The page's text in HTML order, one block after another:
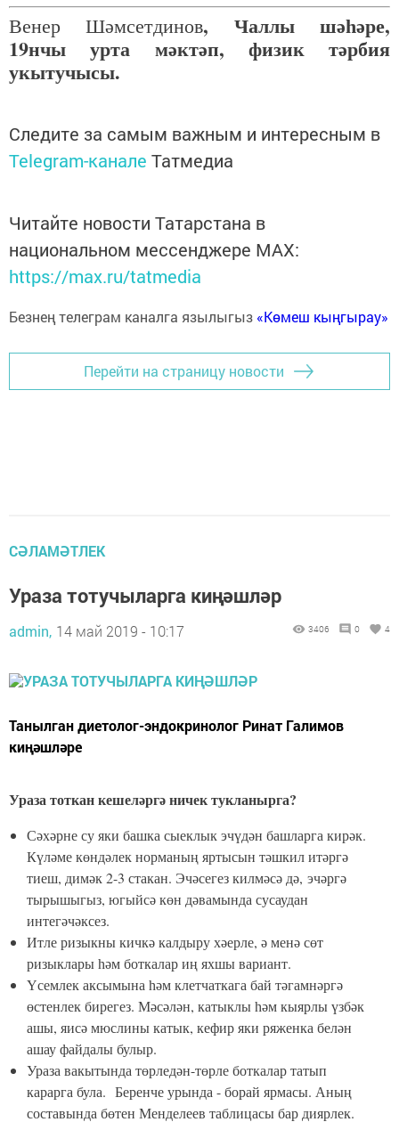
Венер Шәмсетдинов, Чаллы шәһәре,
19нчы урта мәктәп, физик тәрбия
укытучысы.
Следите за самым важным и интересным в
Telegram-канале Татмедиа
Читайте новости Татарстана в
национальном мессенджере MАХ:
https://max.ru/tatmedia
Безнең телеграм каналга язылыгыз «Көмеш кыңгырау»
Перейти на страницу новости
СӘЛАМӘТЛЕК
Ураза тотучыларга киңәшләр
admin, 14 май 2019 - 10:17 3406 0 4
Танылган диетолог-эндокринолог Ринат Галимов
киңәшләре
Ураза тоткан кешеләргә ничек тукланырга?
Сәхәрне су яки башка сыеклык эчүдән башларга кирәк.
Күләме көндәлек норманың яртысын тәшкил итәргә
тиеш, димәк 2-3 стакан. Эчәсегез килмәсә дә, эчәргә
тырышыгыз, югыйсә көн дәвамында сусаудан
интегәчәксез.
Итле ризыкны кичкә калдыру хәерле, ә менә сөт
ризыклары һәм боткалар иң яхшы вариант.
Үсемлек аксымына һәм клетчаткага бай тәгамнәргә
өстенлек бирегез. Мәсәлән, катыклы һәм кыярлы үзбәк
ашы, яисә мюслины катык, кефир яки ряженка белән
ашау файдалы булыр.
Ураза вакытында төрледән-төрле боткалар татып
карарга була. Беренче урында - борай ярмасы. Аның
составында бөтен Менделеев таблицасы бар диярлек.